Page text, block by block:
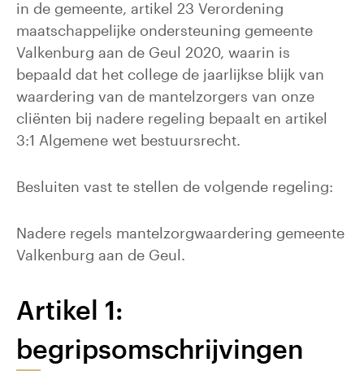
in de gemeente, artikel 23 Verordening
maatschappelijke ondersteuning gemeente
Valkenburg aan de Geul 2020, waarin is
bepaald dat het college de jaarlijkse blijk van
waardering van de mantelzorgers van onze
cliënten bij nadere regeling bepaalt en artikel
3:1 Algemene wet bestuursrecht.
Besluiten vast te stellen de volgende regeling:
Nadere regels mantelzorgwaardering gemeente
Valkenburg aan de Geul.
Artikel 1:
begripsomschrijvingen